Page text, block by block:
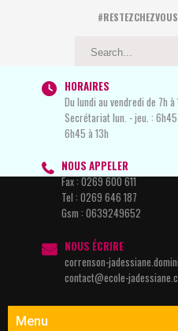
HORAIRES
Du lundi au vendredi de 7h à
Secrétariat lun. - jeu. :
6h45 à 13h
NOUS APPELER
Fax :0269 600 611
Tel : 0269 646 187
Gsm : 0639249652
NOUS ÉCRIRE
correnson-
contact@ecole-
Menu